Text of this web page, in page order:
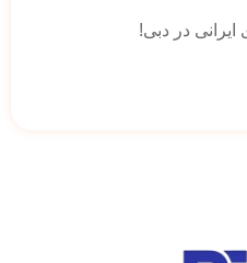
در دبی!